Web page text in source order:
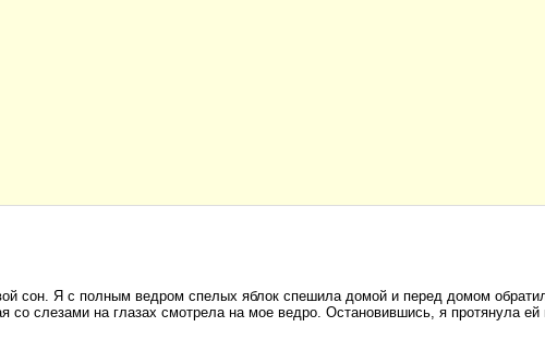
сон. Я с полным ведром спелых яблок спешила домой и перед домом
слезами на глазах смотрела на мое ведро. Остановившись, я протянула